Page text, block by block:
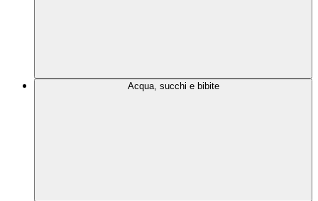
Acqua, succhi e bibite